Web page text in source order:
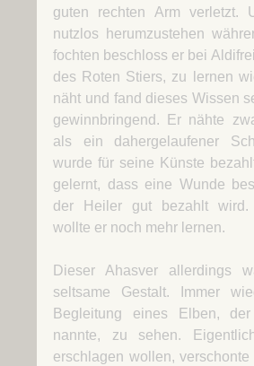
guten rechten Arm verletzt.
nutzlos herumzustehen
fochten beschloss er bei
des Roten Stiers, zu lernen
näht und fand dieses Wissen
gewinnbringend. Er nähte
als ein dahergelaufener
wurde für seine Künste
gelernt, dass eine Wunde
der Heiler gut bezahlt wird.
wollte er noch mehr lernen.
Dieser Ahasver allerdings
seltsame Gestalt. Immer
Begleitung eines Elben,
nannte, zu sehen.
erschlagen wollen,